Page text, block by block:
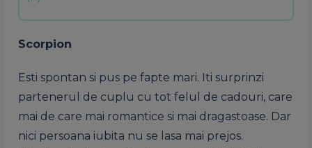
Scorpion
Esti spontan si pus pe fapte mari. Iti surprinzi
partenerul de cuplu cu tot felul de cadouri, care
mai de care mai romantice si mai dragastoase. Dar
nici persoana iubita nu se lasa mai prejos.